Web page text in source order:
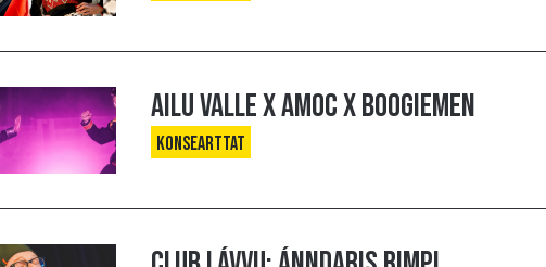
Ailu Valle x AMOC x Boogiemen
Konsearttat